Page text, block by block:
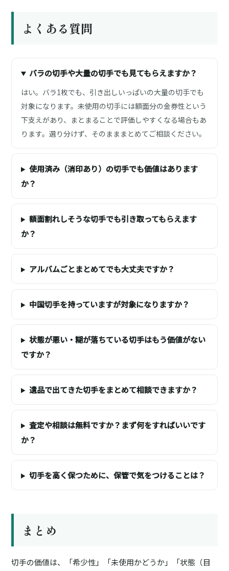
よくある質問
バラの切手や大量の切手でも見てもらえますか？
はい。バラ1枚でも、引き出しいっぱいの大量の切手でも
対象になります。未使用の切手には額面分の金券性という
下支えがあり、まとまることで評価しやすくなる場合もあ
ります。選り分けず、そのまままとめてご相談ください。
使用済み（消印あり）の切手でも価値はあります
か？
額面割れしそうな切手でも引き取ってもらえます
か？
アルバムごとまとめてでも大丈夫ですか？
中国切手を持っていますが対象になりますか？
状態が悪い・糊が落ちている切手はもう価値がない
ですか？
遺品で出てきた切手をまとめて相談できますか？
査定や相談は無料ですか？まず何をすればいいです
か？
切手を高く保つために、保管で気をつけることは？
まとめ
切手の価値は、「希少性」「未使用かどうか」「状態（目